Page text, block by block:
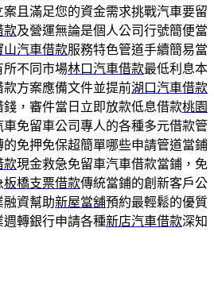
案且滿足您的資金需求挑戰汽車要留
款及營運無論是個人公司行號簡便當
山汽車借款服務特色管道手續簡易當
所不同市場林口汽車借款最低利息本
方案應備文件並提前湖口汽車借款
，審件當日立即放款低息借款桃園
免留車公司專人的各種多元借款管
的免押免保超簡單哪些申請管道當鋪
款現金救急免留車汽車借款當鋪，免
板橋支票借款傳統當鋪的創新客戶公
融資幫助新屋當舖預約最輕鬆的優質
轉銀行申請各種新店汽車借款深知